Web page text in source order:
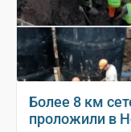
Более 8 км
проложили в